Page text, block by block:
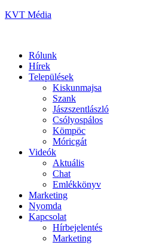
KVT Média
Rólunk
Hírek
Települések
Kiskunmajsa
Szank
Jászszentlászló
Csólyospálos
Kömpöc
Móricgát
Videók
Aktuális
Chat
Emlékkönyv
Marketing
Nyomda
Kapcsolat
Hírbejelentés
Marketing